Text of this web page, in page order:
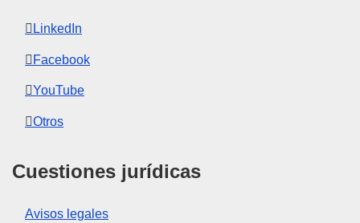
LinkedIn
Facebook
YouTube
Otros
Cuestiones jurídicas
Avisos legales